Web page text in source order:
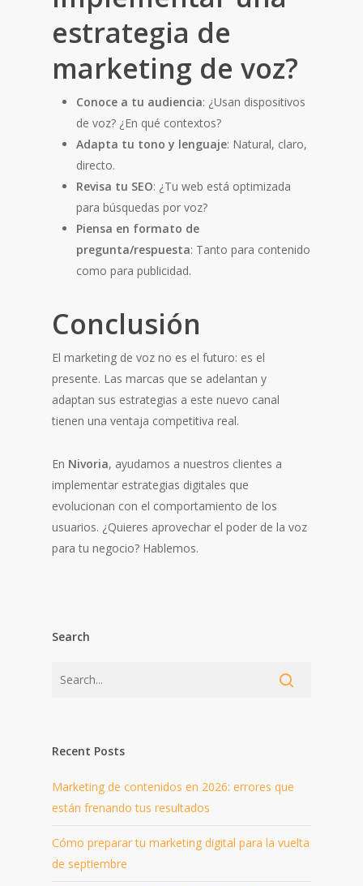
estrategia de
marketing de voz?
Conoce a tu audiencia: ¿Usan dispositivos
de voz? ¿En qué contextos?
Adapta tu tono y lenguaje: Natural, claro,
directo.
Revisa tu SEO: ¿Tu web está optimizada
para búsquedas por voz?
Piensa en formato de
pregunta/respuesta: Tanto para contenido
como para publicidad.
Conclusión
El marketing de voz no es el futuro: es el
presente. Las marcas que se adelantan y
adaptan sus estrategias a este nuevo canal
tienen una ventaja competitiva real.
En Nivoria, ayudamos a nuestros clientes a
implementar estrategias digitales que
evolucionan con el comportamiento de los
usuarios. ¿Quieres aprovechar el poder de la voz
para tu negocio? Hablemos.
Search
Recent Posts
Marketing de contenidos en 2026: errores que
están frenando tus resultados
Cómo preparar tu marketing digital para la vuelta
de septiembre